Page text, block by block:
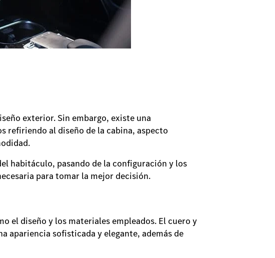
exterior. Sin embargo, existe una
refiriendo al diseño de la cabina, aspecto
habitáculo, pasando de la configuración y los
para tomar la mejor decisión.
el diseño y los materiales empleados. El cuero y
apariencia sofisticada y elegante, además de